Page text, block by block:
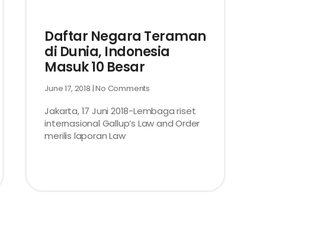
Daftar Negara Teraman
di Dunia, Indonesia
Masuk 10 Besar
June 17, 2018 No Comments
Jakarta, 17 Juni 2018-Lembaga riset
internasional Gallup’s Law and Order
merilis laporan Law